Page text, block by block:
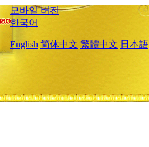
모바일 버전
한국어
English 简体中文 繁體中文 日本語